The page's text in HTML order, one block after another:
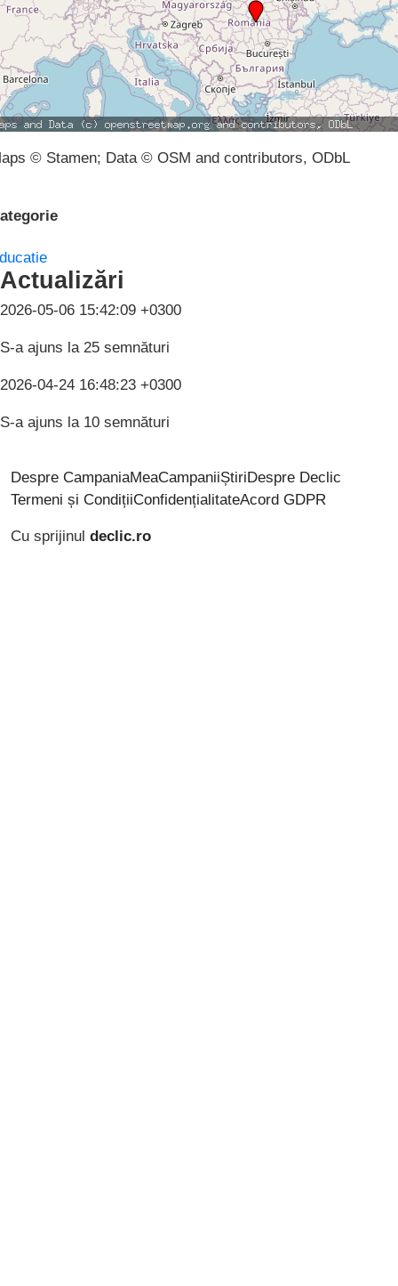
© Stamen; Data © OSM and contributors, ODbL
Actualizări
2026-05-06 15:42:09 +0300
S-a ajuns la 25 semnături
2026-04-24 16:48:23 +0300
S-a ajuns la 10 semnături
Despre CampaniaMeaCampaniiȘtiri Despre Declic
Termeni și CondițiiConfidențialitateAcord GDPR
Cu sprijinul declic.ro